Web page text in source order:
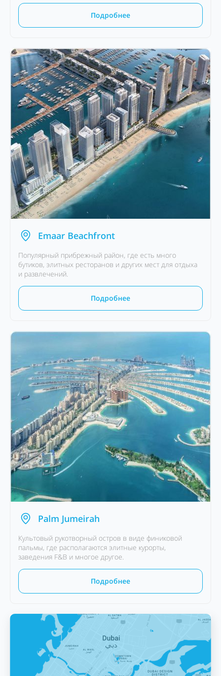
Подробнее
Emaar Beachfront
Популярный прибрежный район, где есть много
бутиков, элитных ресторанов и других мест для отдыха
и развлечений.
Подробнее
Palm Jumeirah
Культовый рукотворный остров в виде финиковой
пальмы, где располагаются элитные курорты,
заведения F&B и многое другое.
Подробнее